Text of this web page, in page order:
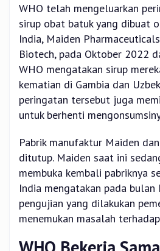
WHO telah mengeluarkan
sirup obat batuk yang dibuat
India, Maiden
Biotech, pada Oktober 2022
WHO mengatakan sirup
kematian di Gambia dan
peringatan tersebut juga
untuk berhenti
Pabrik manufaktur Maiden
ditutup. Maiden saat ini
membuka kembali pabriknya
India mengatakan pada bulan
pengujian yang dilakukan
menemukan masalah